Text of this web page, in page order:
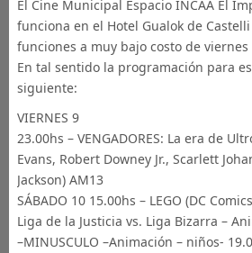
El Cine Municipal Espacio INCAA El
funciona en el Hotel Gualok de
funciones a muy bajo costo de
En tal sentido la programación para
siguiente:
VIERNES 9
23.00hs – VENGADORES: La era de
Evans, Robert Downey Jr., Scarlett
Jackson) AM13
SÁBADO 10 15.00hs – LEGO (DC
Liga de la Justicia vs. Liga Bizarra –
–MINUSCULO –Animación – niños-